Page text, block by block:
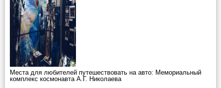
Места для любителей путешествовать на авто: Мемориальный
комплекс космонавта А.Г. Николаева